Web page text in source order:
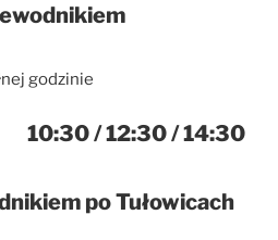
godzinie
10:30 / 12:30 / 14:30
po Tułowicach